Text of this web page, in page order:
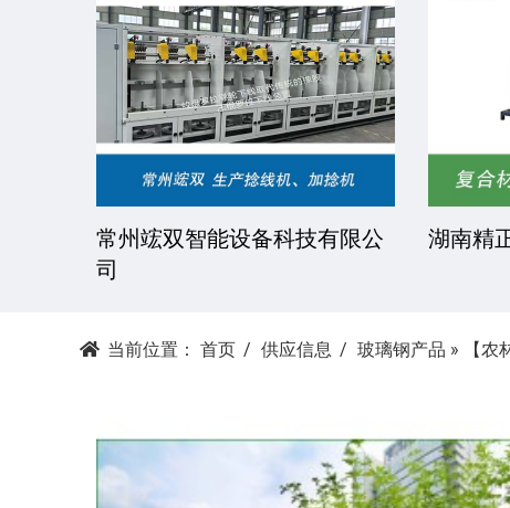
常州竤双智能设备科技有限公
司
湖南精
当前位置： 首页 供应信息 玻璃钢产品 » 【农